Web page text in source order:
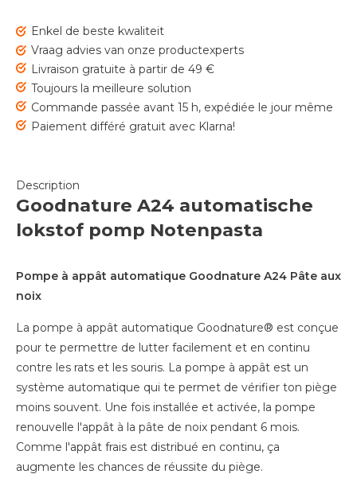
Enkel de beste kwaliteit
Vraag advies van onze productexperts
Livraison gratuite à partir de 49 €
Toujours la meilleure solution
Commande passée avant 15 h, expédiée le jour même
Paiement différé gratuit avec Klarna!
Description
Goodnature A24 automatische
lokstof pomp Notenpasta
Pompe à appât automatique Goodnature A24 Pâte aux
noix
La pompe à appât automatique Goodnature® est conçue
pour te permettre de lutter facilement et en continu
contre les rats et les souris. La pompe à appât est un
système automatique qui te permet de vérifier ton piège
moins souvent. Une fois installée et activée, la pompe
renouvelle l'appât à la pâte de noix pendant 6 mois.
Comme l'appât frais est distribué en continu, ça
augmente les chances de réussite du piège.